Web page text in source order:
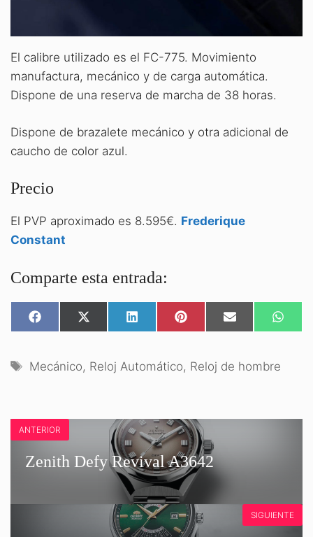
El calibre utilizado es el FC-775. Movimiento
manufactura, mecánico y de carga automática.
Dispone de una reserva de marcha de 38 horas.
Dispone de brazalete mecánico y otra adicional de
caucho de color azul.
Precio
El PVP aproximado es 8.595€. Frederique
Constant
Comparte esta entrada:
COMPARTIR
EN
COMPARTIR
EN
COMPARTIR
EN
COMPARTIR
EN
COMPARTIR
EN
EN
Etiquetas
Mecánico, Reloj Automático, Reloj de hombre
ANTERIOR
Zenith Defy Revival A3642
SIGUIENTE